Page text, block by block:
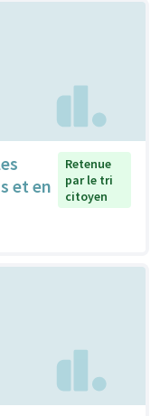
et en
Retenue
par le tri
citoyen